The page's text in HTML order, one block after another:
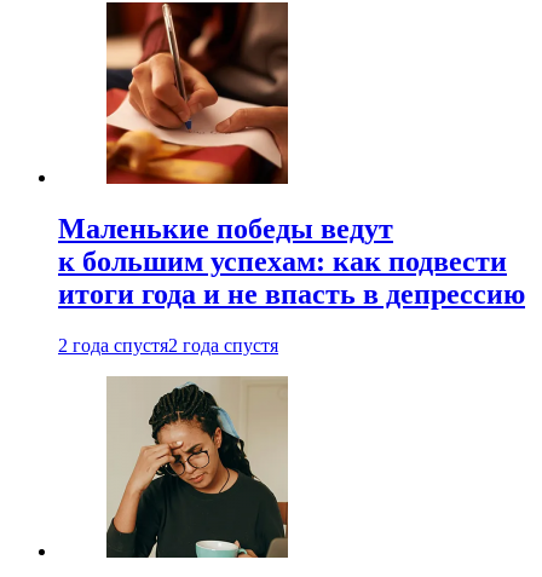
Маленькие победы ведут
к большим успехам: как подвести
итоги года и не впасть в депрессию
2 года спустя2 года спустя